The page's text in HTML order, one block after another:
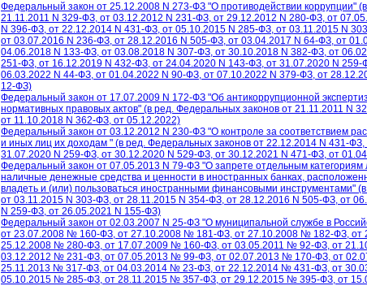
Федеральный закон от 25.12.2008 N 273-ФЗ "О противодействии коррупции"
21.11.2011 N 329-ФЗ, от 03.12.2012 N 231-ФЗ, от 29.12.2012 N 280-ФЗ, от
N 396-ФЗ, от 22.12.2014 N 431-ФЗ, от 05.10.2015 N 285-ФЗ, от 03.11.2015 N
от 03.07.2016 N 236-ФЗ, от 28.12.2016 N 505-ФЗ, от 03.04.2017 N 64-ФЗ, от
04.06.2018 N 133-ФЗ, от 03.08.2018 N 307-ФЗ, от 30.10.2018 N 382-ФЗ, от
251-ФЗ, от 16.12.2019 N 432-ФЗ, от 24.04.2020 N 143-ФЗ, от 31.07.2020 N
06.03.2022 N 44-ФЗ, от 01.04.2022 N 90-ФЗ, от 07.10.2022 N 379-ФЗ, от
12-ФЗ)
Федеральный закон от 17.07.2009 N 172-ФЗ "Об антикоррупционной
нормативных правовых актов" (в ред. Федеральных законов от 21.11.2011 N
от 11.10.2018 N 362-ФЗ, от 05.12.2022)
Федеральный закон от 03.12.2012 N 230-ФЗ "О контроле за соответствием
и иных лиц их доходам " (в ред. Федеральных законов от 22.12.2014 N 431-
31.07.2020 N 259-ФЗ, от 30.12.2020 N 529-ФЗ, от 30.12.2021 N 471-ФЗ, от
Федеральный закон от 07.05.2013 N 79-ФЗ "О запрете отдельным категориям
наличные денежные средства и ценности в иностранных банках,
владеть и (или) пользоваться иностранными финансовыми инструментами"
от 03.11.2015 N 303-ФЗ, от 28.11.2015 N 354-ФЗ, от 28.12.2016 N 505-ФЗ, от
N 259-ФЗ, от 26.05.2021 N 155-ФЗ)
Федеральный закон от 02.03.2007 N 25-ФЗ "О муниципальной службе в
от 23.07.2008 № 160-ФЗ, от 27.10.2008 № 181-ФЗ, от 27.10.2008 № 182-ФЗ,
25.12.2008 № 280-ФЗ, от 17.07.2009 № 160-ФЗ, от 03.05.2011 № 92-ФЗ, от
03.12.2012 № 231-ФЗ, от 07.05.2013 № 99-ФЗ, от 02.07.2013 № 170-ФЗ, от
25.11.2013 № 317-ФЗ, от 04.03.2014 № 23-ФЗ, от 22.12.2014 № 431-ФЗ, от
05.10.2015 № 285-ФЗ, от 28.11.2015 № 357-ФЗ, от 29.12.2015 № 395-ФЗ, от